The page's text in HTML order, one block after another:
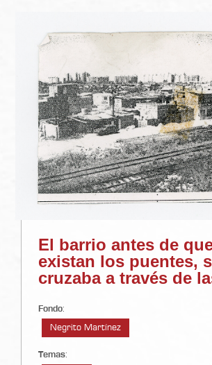
El barrio antes de
existan los puentes,
cruzaba a través de
Fondo:
Negrito Martínez
Temas: